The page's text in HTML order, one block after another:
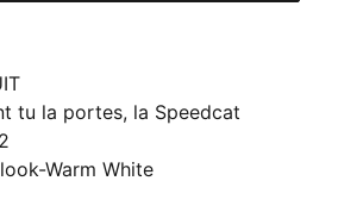
tu la portes, la Speedcat
de l’originalité à chacune de
inspirés des ballets et
paire offre une
Warm White